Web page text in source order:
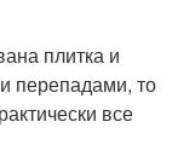
плитка и
перепадами, то
все